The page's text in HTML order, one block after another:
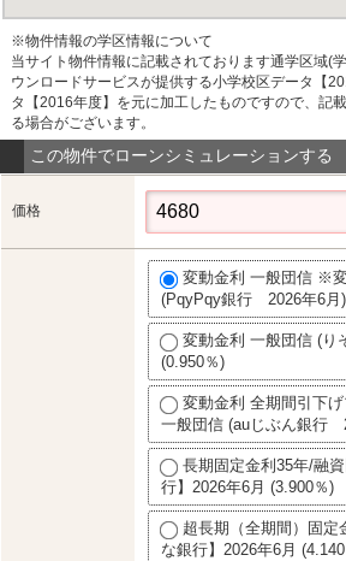
※物件情報の学区情報について
当サイト物件情報に記載されております通学区域(
ウンロードサービスが提供する小学校区データ【
タ【2016年度】を元に加工したものですので、記
る場合がございます。
この物件でローンシミュレーションする
価格
変動金利 一般団信 ※
(PqyPqy銀行 2026年6月
変動金利 一般団信 (
(0.950％)
変動金利 全期間引下
一般団信 (auじぶん銀行
長期固定金利35年/融
行】2026年6月 (3.900％)
超長期（全期間）固定
な銀行】2026年6月